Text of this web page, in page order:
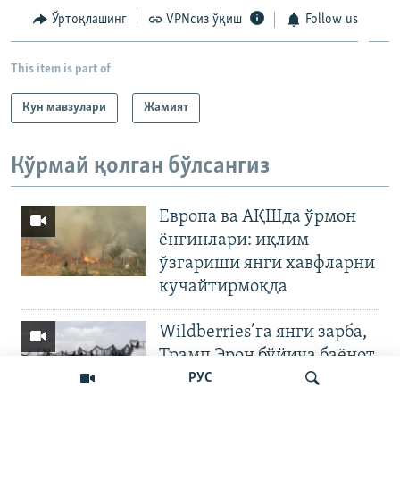
РУС
Ўртоқлашинг VPNсиз ўқиш Follow us
This item is part of
Кун мавзулари Жамият
Кўрмай қолган бўлсангиз
Европа ва АҚШда ўрмон
ёнғинлари: иқлим
ўзгариши янги хавфларни
кучайтирмоқда
Wildberries’га янги зарба,
Трамп Эрон бўйича баёнот
қилди